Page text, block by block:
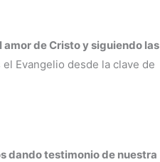
de Cristo y siguiendo las
el Evangelio desde la clave de
dando testimonio de nuestra